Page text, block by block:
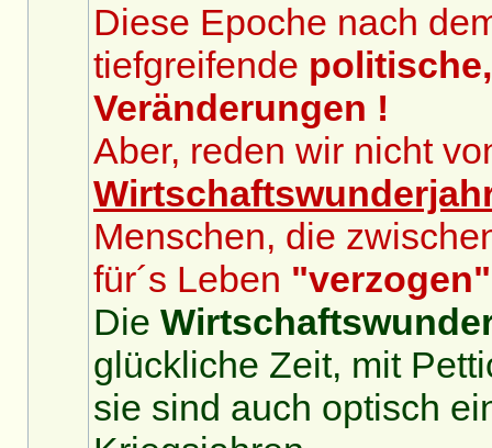
Diese Epoche nach
tiefgreifende
Veränderungen !
Aber, reden wir nicht
Menschen, die
für´s Leben "verzogen"
Die
glückliche Zeit, mit
sie sind auch optisch